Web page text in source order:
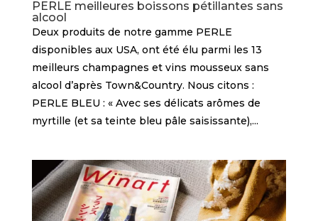
PERLE meilleures boissons pétillantes sans
alcool
Deux produits de notre gamme PERLE
disponibles aux USA, ont été élu parmi les 13
meilleurs champagnes et vins mousseux sans
alcool d’après Town&Country. Nous citons :
PERLE BLEU : « Avec ses délicats arômes de
myrtille (et sa teinte bleu pâle saisissante),...